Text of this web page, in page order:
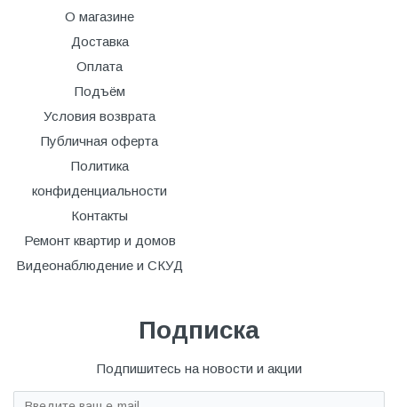
О магазине
Доставка
Оплата
Подъём
Условия возврата
Публичная оферта
Политика
конфиденциальности
Контакты
Ремонт квартир и домов
Видеонаблюдение и СКУД
Подписка
Подпишитесь на новости и акции